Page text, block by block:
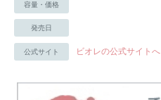
容量・価格
発売日
公式サイト ビオレの公式サイトへ